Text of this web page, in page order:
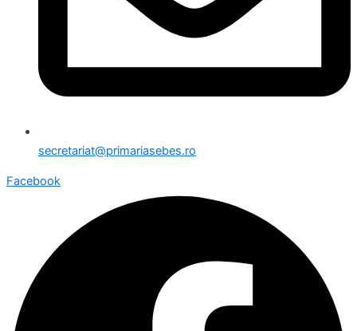
secretariat@primariasebes.ro
Facebook